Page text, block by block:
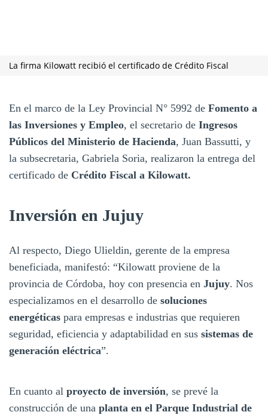
La firma Kilowatt recibió el certificado de Crédito Fiscal
En el marco de la Ley Provincial N° 5992 de Fomento a
las Inversiones y Empleo, el secretario de Ingresos
Públicos del Ministerio de Hacienda, Juan Bassutti, y
la subsecretaria, Gabriela Soria, realizaron la entrega del
certificado de Crédito Fiscal a Kilowatt.
Inversión en Jujuy
Al respecto, Diego Ulieldin, gerente de la empresa
beneficiada, manifestó: “Kilowatt proviene de la
provincia de Córdoba, hoy con presencia en Jujuy. Nos
especializamos en el desarrollo de soluciones
energéticas para empresas e industrias que requieren
seguridad, eficiencia y adaptabilidad en sus sistemas de
generación eléctrica”.
En cuanto al proyecto de inversión, se prevé la
construcción de una planta en el Parque Industrial de